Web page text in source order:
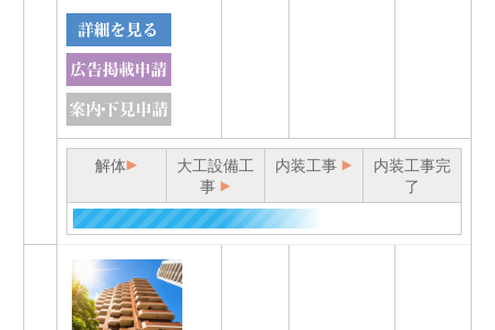
解体
大工設備工
事
内装工事
内装工事完
了